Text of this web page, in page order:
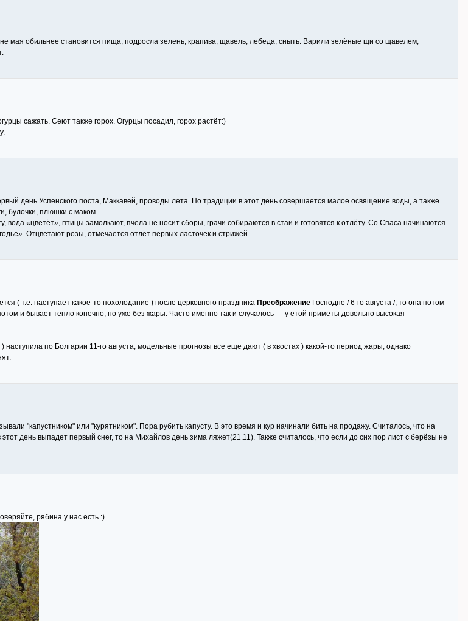
мая обильнее становится пища, подросла зелень, крапива, щавель, лебеда, сныть. Варили зелёные щи со щавелем,
сажать. Сеют также горох. Огурцы посадил, горох растёт:)
день Успенского поста, Маккавей, проводы лета. По традиции в этот день совершается малое освящение воды, а также
булочки, плюшки с маком.
вода «цветёт», птицы замолкают, пчела не носит сборы, грачи собираются в стаи и готовятся к отлёту. Со Спаса начинаются
Отцветают розы, отмечается отлёт первых ласточек и стрижей.
( т.е. наступает какое-то похолодание ) после церковного праздника Преображение Господне / 6-го августа /, то она потом
и бывает тепло конечно, но уже без жары. Часто именно так и случалось --- у етой приметы довольно высокая
) наступила по Болгарии 11-го августа, модельные прогнозы все еще дают ( в хвостах ) какой-то период жары, однако
"капустником" или "курятником". Пора рубить капусту. В это время и кур начинали бить на продажу. Считалось, что на
день выпадет первый снег, то на Михайлов день зима ляжет(21.11). Также считалось, что если до сих пор лист с берёзы не
рябина у нас есть.:)